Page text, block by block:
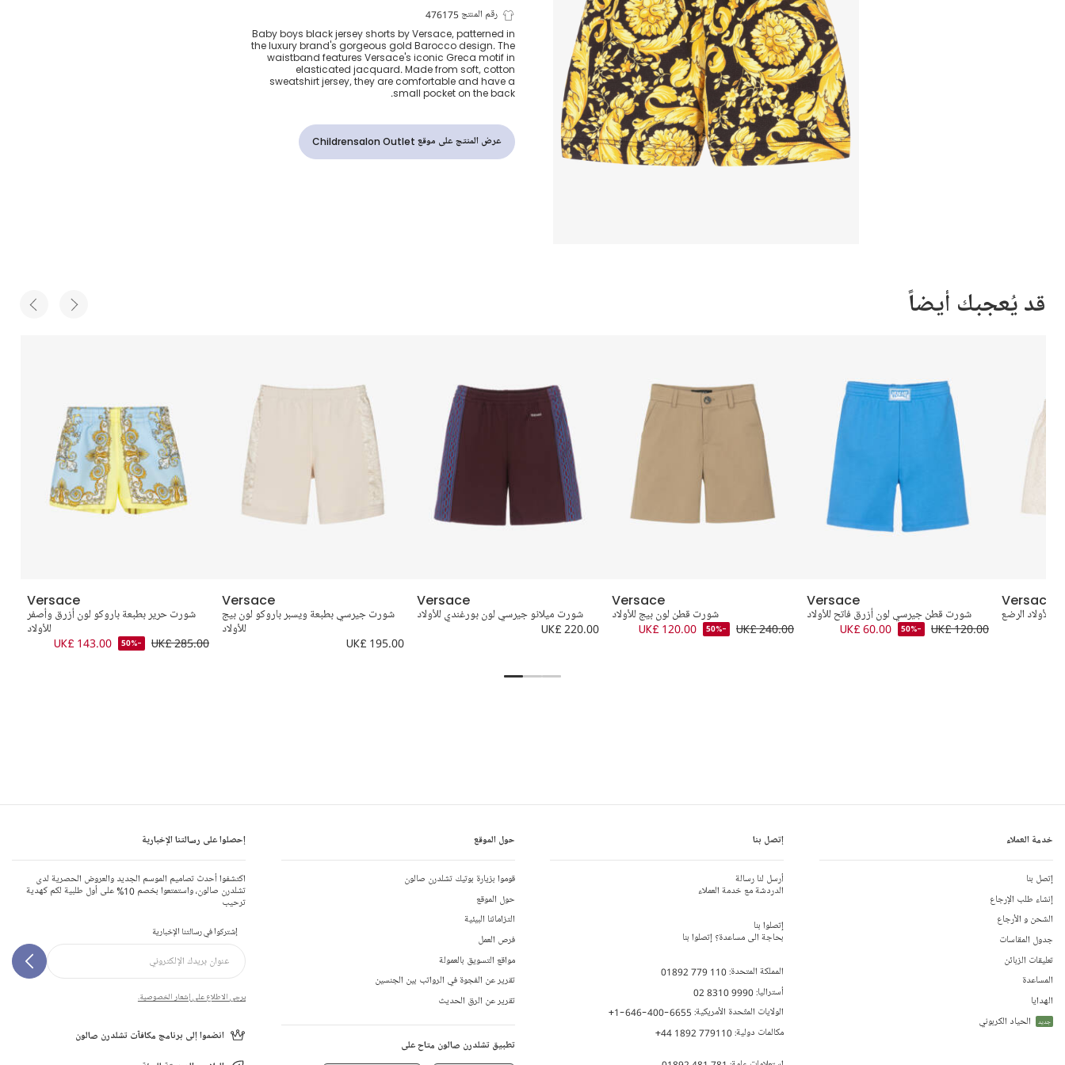
شورت قطن لون ذهبي
وأسود بنقشة الباروك
للأطفال
رقم المنتج 476175
Baby boys black jersey shorts by Versace, patterned in
the luxury brand's gorgeous gold Barocco design. The
waistband features Versace's iconic Greca motif in
elasticated jacquard. Made from soft, cotton
sweatshirt jersey, they are comfortable and have a
small pocket on the back.
عرض المنتج على موقع Childrensalon Outlet
قد يُعجبك أيضاً
Versace
شورت حرير بطبعة باروكو لون أزرق وأصفر
للأولاد
UK£ 285.00
-50%
UK£ 143.00
Versace
شورت جيرسي بطبعة ويسبر باروكو لون بيج
للأولاد
UK£ 195.00
Versace
شورت ميلانو جيرسي لون بورغندي للأولاد
UK£ 220.00
Versace
شورت قطن لون بيج للأولاد
UK£ 240.00
-50%
UK£ 120.00
Versace
شورت قطن جيرسي لون أزرق فاتح للأولاد
UK£ 120.00
-50%
UK£ 60.00
Versace
الرضع
خدمة العملاء
إتصل بنا
إنشاء طلب الإرجاع
الشحن و الأرجاع
جدول المقاسات
تعليقات الزبائن
المساعدة
الهدايا
جديد الحياد الكربوني
إتصل بنا
أرسل لنا رسالة
الدردشة مع خدمة العملاء
إتصلوا بنا
بحاجة الى مساعدة؟ إتصلوا بنا
المملكة المتحدة:01892 779 110
أستراليا:02 8310 9990
الولايات المتّحدة الأمريكية: +1-646-400-6655
مكالمات دولية:+44 1892 779110
حول الموقع
قوموا بزيارة بوتيك تشلدرن صالون
حول الموقع
التزاماتنا البيئية
فرص العمل
مواقع التسويق بالعمولة
تقرير عن الفجوة في الرواتب بين الجنسين
تقرير عن الرق الحديث
تطبيق تشلدرن صالون متاح على
إحصلوا على رسالتنا الإخبارية
اكتشفوا أحدث تصاميم الموسم الجديد والعروض الحصرية لدى
تشلدرن صالون، واستمتعوا بخصم 10% على أول طلبية لكم كهدية
ترحيب
إشتركوا في رسالتنا الإخبارية
يرجى الاطلاع على إشعار الخصوصية.
انضموا إلى برنامج مكافآت تشلدرن صالون